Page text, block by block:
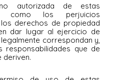
autorizada de estas
como los perjuicios
derechos de propiedad
dar lugar al ejercicio de
correspondan y,
responsabilidades que de
deriven.